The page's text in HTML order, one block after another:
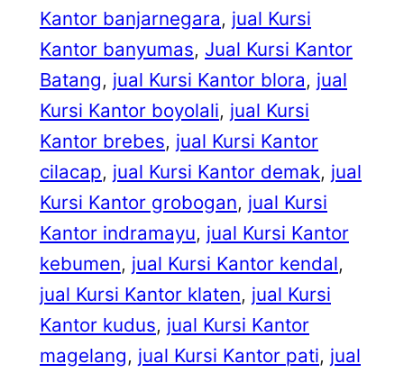
Kantor banjarnegara, jual Kursi
Kantor banyumas, Jual Kursi Kantor
Batang, jual Kursi Kantor blora, jual
Kursi Kantor boyolali, jual Kursi
Kantor brebes, jual Kursi Kantor
cilacap, jual Kursi Kantor demak, jual
Kursi Kantor grobogan, jual Kursi
Kantor indramayu, jual Kursi Kantor
kebumen, jual Kursi Kantor kendal
jual Kursi Kantor klaten, jual Kursi
Kantor kudus, jual Kursi Kantor
magelang, jual Kursi Kantor pati, jual